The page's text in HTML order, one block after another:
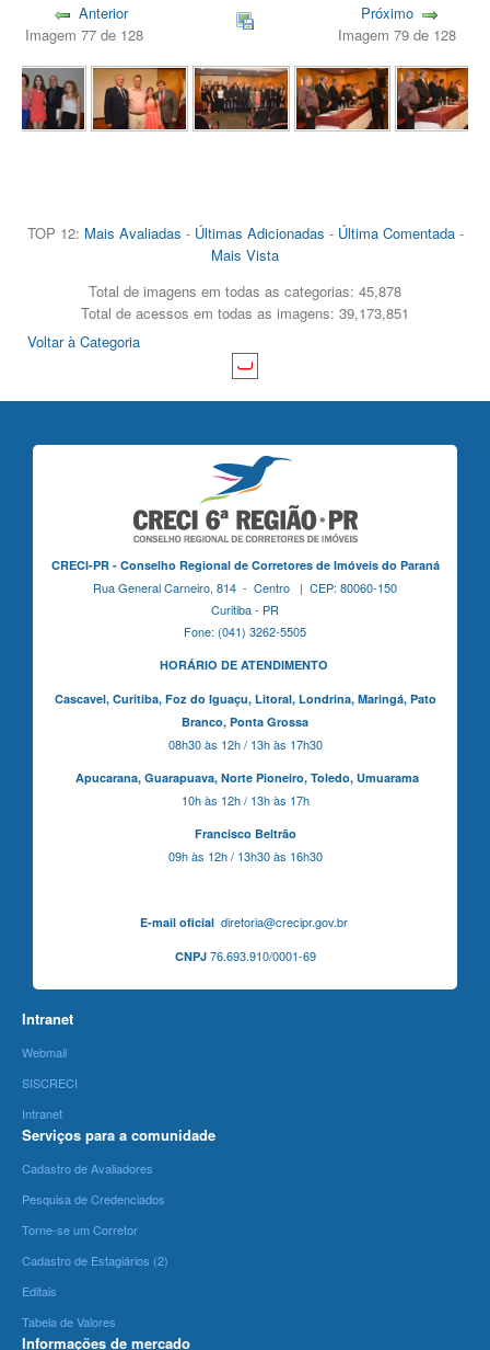
Anterior
Imagem 77 de 128
Próximo
Imagem 79 de 128
TOP 12: Mais Avaliadas - Últimas Adicionadas - Última Comentada-
Mais Vista
Total de imagens em todas as categorias: 45,878
Total de acessos em todas as imagens: 39,173,851
Voltar à Categoria
CRECI-PR - Conselho Regional de Corretores de Imóveis do Paraná
Rua General Carneiro, 814 - Centro | CEP: 80060-150
Curitiba - PR
Fone: (041) 3262-5505
HORÁRIO DE ATENDIMENTO
Cascavel, Curitiba,Foz do Iguaçu, Litoral, Londrina, Maringá, Pato
Branco, Ponta Grossa
08h30 às 12h / 13h às 17h30
Apucarana, Guarapuava, Norte Pioneiro, Toledo, Umuarama
10h às 12h / 13h às 17h
Francisco Beltrão
09h às 12h / 13h30 às 16h30
E-mail oficialdiretoria@crecipr.gov.br
CNPJ76.693.910/0001-69
Intranet
Webmail
SISCRECI
Intranet
Serviços para a comunidade
Cadastro de Avaliadores
Pesquisa de Credenciados
Torne-se um Corretor
Cadastro de Estagiários (2)
Editais
Tabela de Valores
Informações de mercado